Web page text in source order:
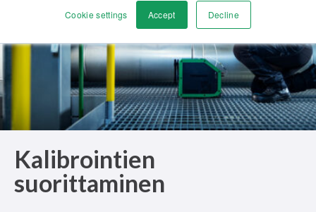
Cookie settings Accept Decline
Kalibrointien
suorittaminen